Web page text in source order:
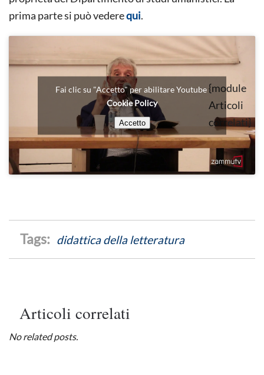
prima parte si può vederequi.
{module
Articoli
correlati}
Fai clic su "Accetto" per abilitare Youtube
Cookie Policy
Accetto
didattica della letteratura
Articoli correlati
No related posts.